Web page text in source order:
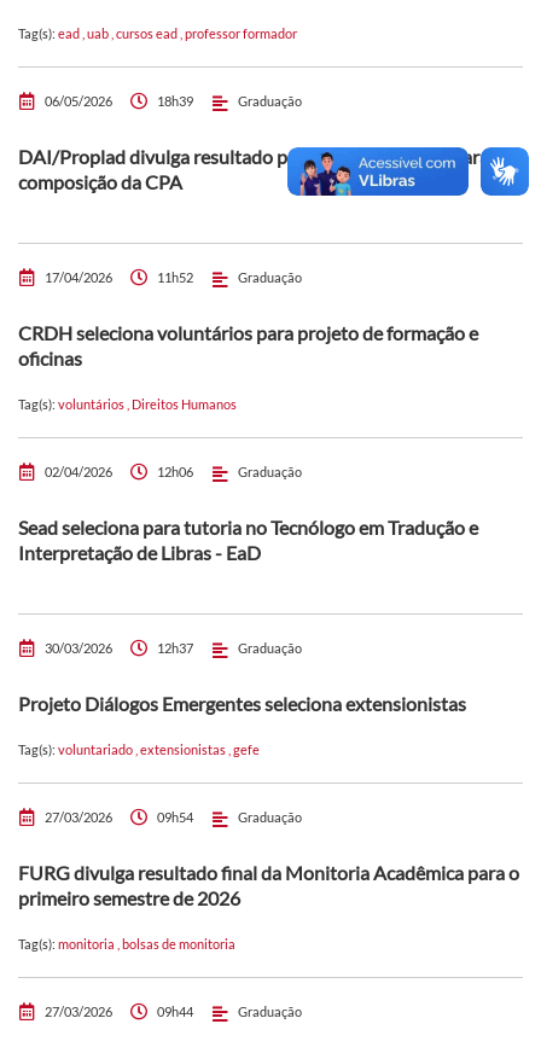
Tag(s): ead uab cursos ead professor formador
06/05/2026 18h39 Graduação
DAI/Proplad divulga resultado preliminar da eleição para
composição da CPA
17/04/2026 11h52 Graduação
CRDH seleciona voluntários para projeto de formação e
oficinas
Tag(s): voluntários Direitos Humanos
02/04/2026 12h06 Graduação
Sead seleciona para tutoria no Tecnólogo em Tradução e
Interpretação de Libras - EaD
30/03/2026 12h37 Graduação
Projeto Diálogos Emergentes seleciona extensionistas
Tag(s): voluntariado extensionistas gefe
27/03/2026 09h54 Graduação
FURG divulga resultado final da Monitoria Acadêmica para o
primeiro semestre de 2026
Tag(s): monitoria bolsas de monitoria
27/03/2026 09h44 Graduação